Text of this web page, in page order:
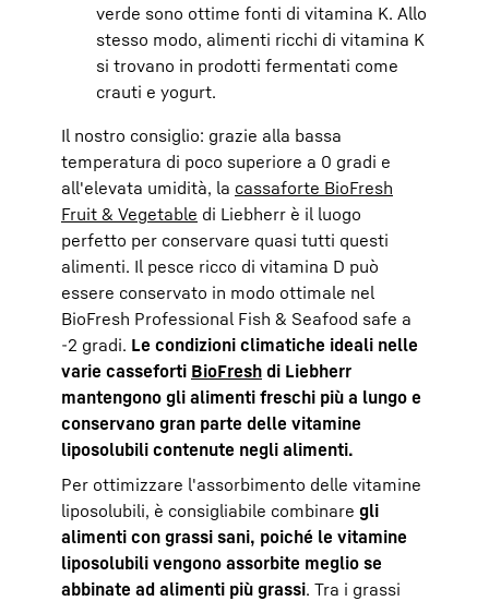
verde sono ottime fonti di vitamina K. Allo
stesso modo, alimenti ricchi di vitamina K
si trovano in prodotti fermentati come
crauti e yogurt.
Il nostro consiglio: grazie alla bassa
temperatura di poco superiore a 0 gradi e
all'elevata umidità, la cassaforte BioFresh
Fruit & Vegetable di Liebherr è il luogo
perfetto per conservare quasi tutti questi
alimenti. Il pesce ricco di vitamina D può
essere conservato in modo ottimale nel
BioFresh Professional Fish & Seafood safe a
-2 gradi. Le condizioni climatiche ideali nelle
varie casseforti BioFresh di Liebherr
mantengono gli alimenti freschi più a lungo e
conservano gran parte delle vitamine
liposolubili contenute negli alimenti.
Per ottimizzare l'assorbimento delle vitamine
liposolubili, è consigliabile combinare gli
alimenti con grassi sani, poiché le vitamine
liposolubili vengono assorbite meglio se
abbinate ad alimenti più grassi. Tra i grassi